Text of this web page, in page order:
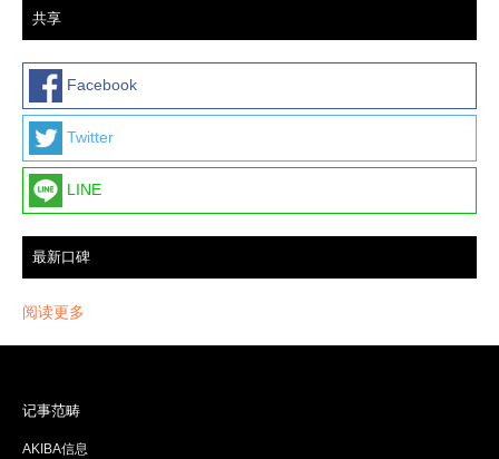
共享
Facebook
Twitter
LINE
最新口碑
阅读更多
记事范畴
AKIBA信息